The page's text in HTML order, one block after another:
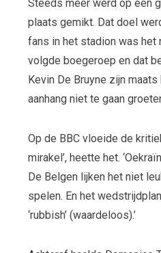
Steeds meer werd op een
plaats gemikt. Dat doel
fans in het stadion was het
volgde boegeroep en dat
Kevin De Bruyne zijn
aanhang niet te gaan
Op de BBC vloeide de
mirakel’, heette het.
De Belgen lijken het niet
spelen. En het
‘rubbish’ (waardeloos).’